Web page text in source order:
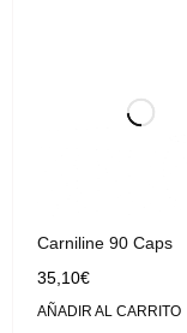
Carniline 90 Caps
35,10€
AÑADIR AL CARRITO